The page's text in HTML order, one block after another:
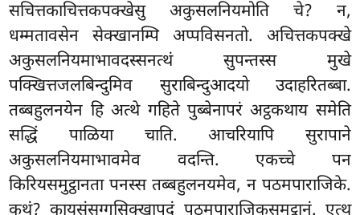
सचित्तकाचित्तकपक्खेसु अकुसलनियमोति चे? न,
धम्मतावसेन सेक्खानम्पि अप्पविसनतो. अचित्तकपक्खे
अकुसलनियमाभावदस्सनत्थं सुपन्तस्स मुखे
पक्खित्तजलबिन्दुमिव सुराबिन्दुआदयो उदाहरितब्बा.
तब्बहुलनयेन हि अत्थे गहिते पुब्बेनापरं अट्ठकथाय समेति
सद्धिं पाळिया चाति. आचरियापि सुरापाने
अकुसलनियमाभावमेव वदन्ति. एकच्चे पन
किरियसमुट्ठानता पनस्स तब्बहुलनयमेव, न पठमपाराजिके.